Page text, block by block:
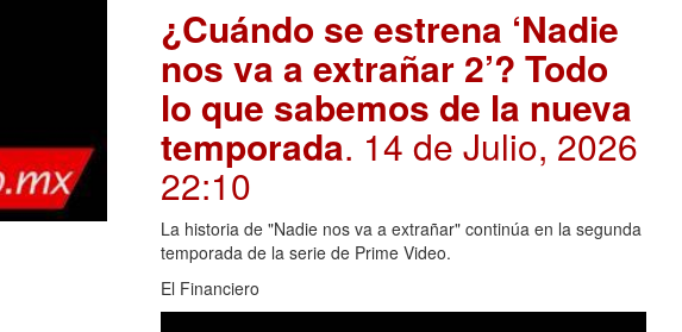
¿Cuándo se estrena ‘Nadie
nos va a extrañar 2’? Todo
lo que sabemos de la nueva
temporada. 14 de Julio, 2026
22:10
La historia de "Nadie nos va a extrañar" continúa en la segunda
temporada de la serie de Prime Video.
El Financiero